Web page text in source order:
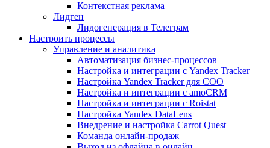
Контекстная реклама
Лидген
Лидогенерация в Телеграм
Настроить процессы
Управление и аналитика
Автоматизация бизнес-процессов
Настройка и интеграции с Yandex Tracker
Настройка Yandex Tracker для СОО
Настройка и интеграции с amoCRM
Настройка и интеграции с Roistat
Настройка Yandex DataLens
Внедрение и настройка Carrot Quest
Команда онлайн-продаж